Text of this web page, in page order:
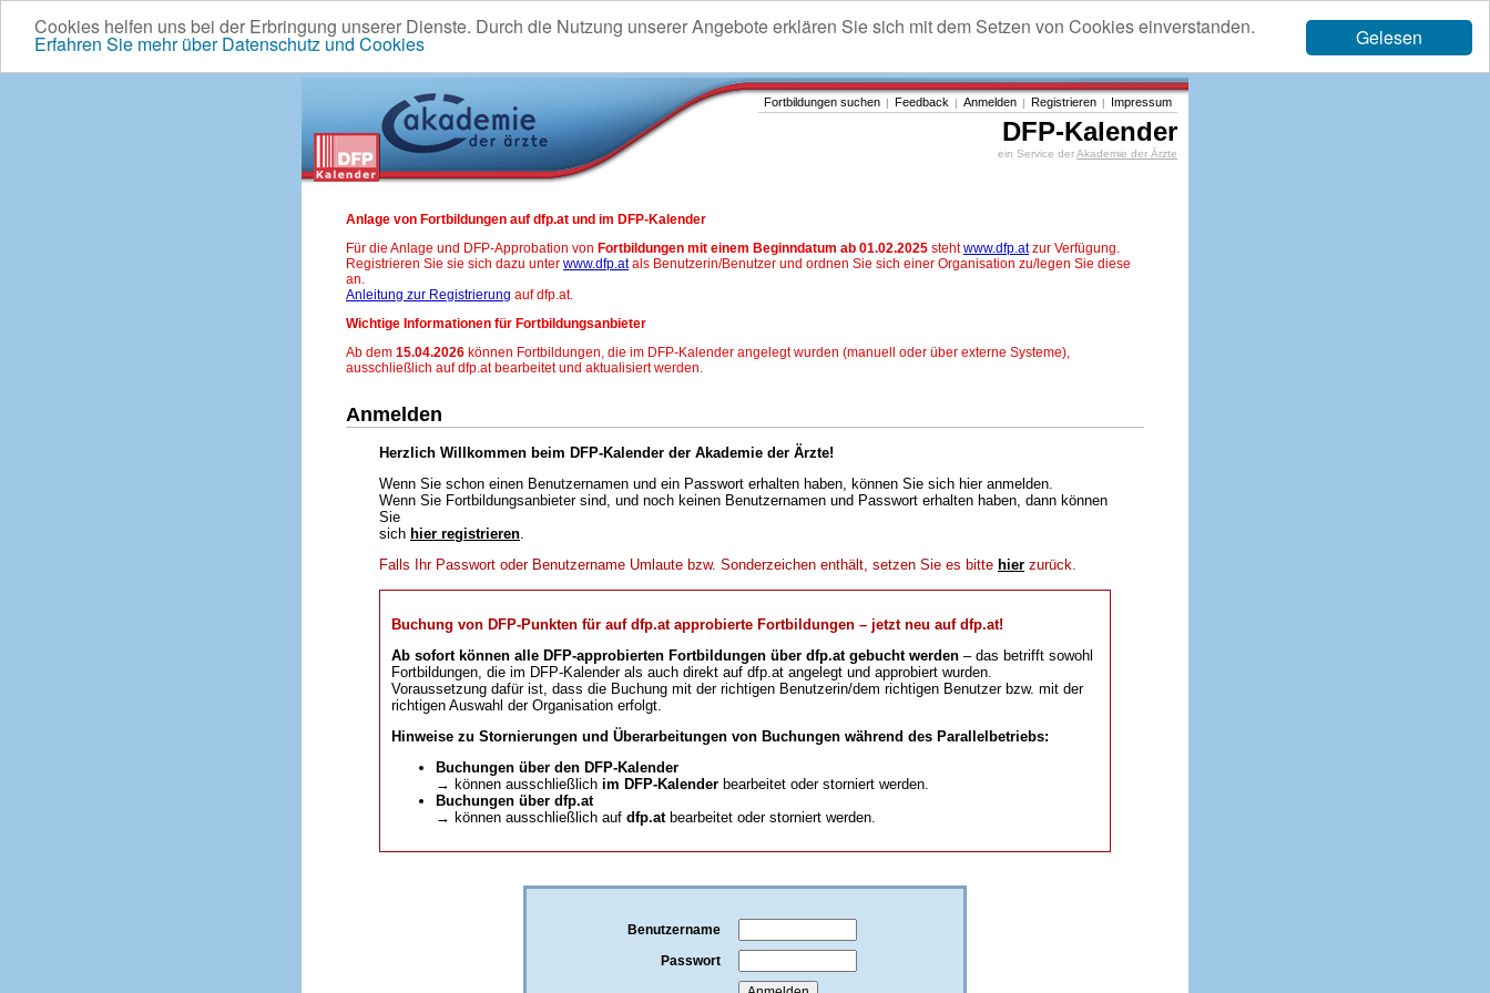
Gelesen
Cookies helfen uns bei der Erbringung unserer Dienste. Durch die Nutzung unserer Angebote erklären Sie sich mit dem Setzen von Cookies einverstanden.
Erfahren Sie mehr über Datenschutz und Cookies
Fortbildungen suchen | Feedback | Anmelden | Registrieren | Impressum
DFP-Kalender
ein Service derAkademie der Ärzte
Anlage von Fortbildungen auf dfp.at und im DFP-Kalender
Für die Anlage und DFP-Approbation von Fortbildungen mit einem Beginndatum ab 01.02.2025 stehtwww.dfp.atzur Verfügung.
Registrieren Sie sie sich dazu unter www.dfp.atals Benutzerin/Benutzer und ordnen Sie sich einer Organisation zu/legen Sie diese
an.
Anleitung zur Registrierung auf dfp.at.
Wichtige Informationen für Fortbildungsanbieter
Ab dem 15.04.2026 können Fortbildungen, die im DFP-Kalender angelegt wurden (manuell oder über externe Systeme),
ausschließlich auf dfp.at bearbeitet und aktualisiert werden.
Anmelden
Herzlich Willkommen beim DFP-Kalender der Akademie der Ärzte!
Wenn Sie schon einen Benutzernamen und ein Passwort erhalten haben, können Sie sich hier anmelden.
Wenn Sie Fortbildungsanbieter sind, und noch keinen Benutzernamen und Passwort erhalten haben, dann können
Sie
sich hier registrieren.
Falls Ihr Passwort oder Benutzername Umlaute bzw. Sonderzeichen enthält, setzen Sie es bitte hier zurück.
Buchung von DFP-Punkten für auf dfp.at approbierte Fortbildungen – jetzt neu auf dfp.at!
Ab sofort können alle DFP-approbierten Fortbildungen über dfp.at gebucht werden – das betrifft sowohl
Fortbildungen, die im DFP-Kalender als auch direkt auf dfp.at angelegt und approbiert wurden.
Voraussetzung dafür ist, dass die Buchung mit der richtigen Benutzerin/dem richtigen Benutzer bzw. mit der
richtigen Auswahl der Organisation erfolgt.
Hinweise zu Stornierungen und Überarbeitungen von Buchungen während des Parallelbetriebs:
Buchungen über den DFP-Kalender
→ können ausschließlich im DFP-Kalender bearbeitet oder storniert werden.
Buchungen über dfp.at
→ können ausschließlich auf dfp.atbearbeitet oder storniert werden.
Benutzername
Passwort